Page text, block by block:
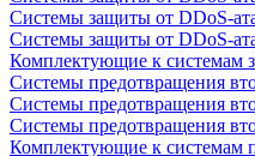
Системы защиты от DDoS-
Системы защиты от DDoS-
Комплектующие к системам
Системы предотвращения
Системы предотвращения
Системы предотвращения
Комплектующие к системам